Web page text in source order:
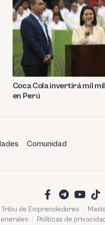
Coca Cola invertirá mil
en Perú
Comunidad
Tribu de Emprendedores
Políticas de